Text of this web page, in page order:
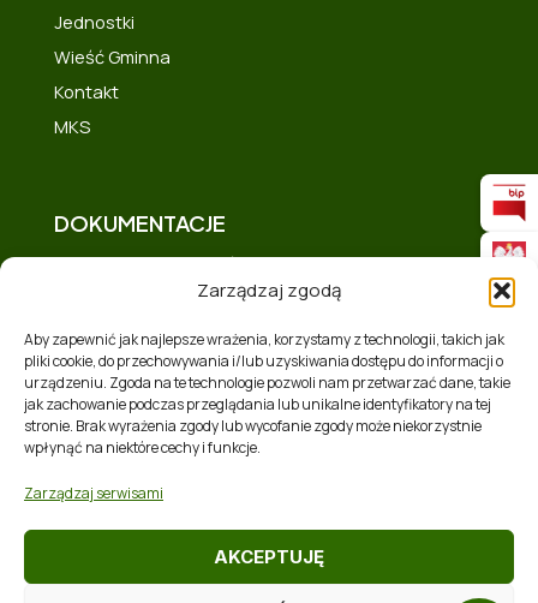
Zarządzaj zgodą
Aby zapewnić jak najlepsze wrażenia, korzystamy z technologii, takich jak
pliki cookie, do przechowywania i/lub uzyskiwania dostępu do informacji o
urządzeniu. Zgoda na te technologie pozwoli nam przetwarzać dane, takie
jak zachowanie podczas przeglądania lub unikalne identyfikatory na tej
stronie. Brak wyrażenia zgody lub wycofanie zgody może niekorzystnie
wpłynąć na niektóre cechy i funkcje.
Zarządzaj serwisami
AKCEPTUJĘ
Jednostki
Wieść Gminna
Kontakt
MKS
DOKUMENTACJE
Deklaracja dostępności
Polityka prywatności
Mapa strony
Polityka plików cookies (EU)
Zakres tematyczny
RSS